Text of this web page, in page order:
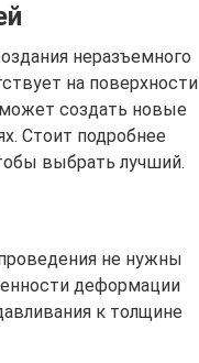
неразъемного
на поверхности
создать новые
Стоит подробнее
выбрать лучший.
не нужны
деформации
к толщине